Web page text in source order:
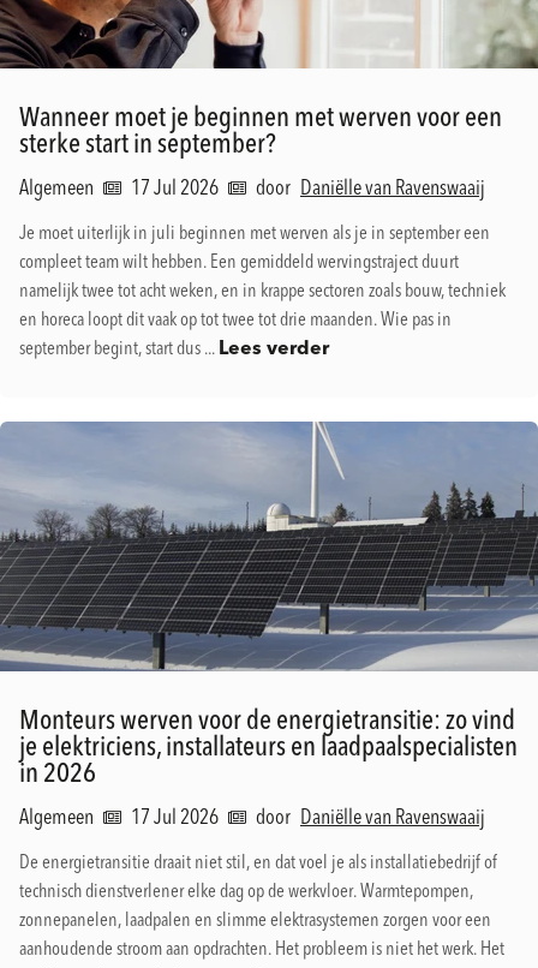
Wanneer moet je beginnen met werven voor een
sterke start in september?
Algemeen 17 Jul 2026 door Daniëlle van Ravenswaaij
Je moet uiterlijk in juli beginnen met werven als je in september een
compleet team wilt hebben. Een gemiddeld wervingstraject duurt
namelijk twee tot acht weken, en in krappe sectoren zoals bouw, techniek
en horeca loopt dit vaak op tot twee tot drie maanden. Wie pas in
september begint, start dus ... Lees verder
Monteurs werven voor de energietransitie: zo vind
je elektriciens, installateurs en laadpaalspecialisten
in 2026
Algemeen 17 Jul 2026 door Daniëlle van Ravenswaaij
De energietransitie draait niet stil, en dat voel je als installatiebedrijf of
technisch dienstverlener elke dag op de werkvloer. Warmtepompen,
zonnepanelen, laadpalen en slimme elektrasystemen zorgen voor een
aanhoudende stroom aan opdrachten. Het probleem is niet het werk. Het